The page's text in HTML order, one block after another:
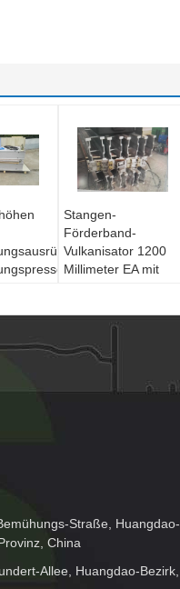
tragbare
Stangen-
Förderband-
Vulkanisator 1200
Millimeter EA mit
Straße, Huangdao-
China
Allee, Huangdao-Bezirk,